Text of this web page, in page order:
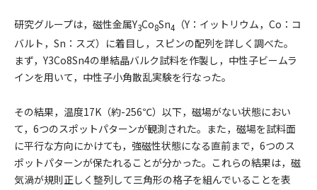
研究グループは，磁性金属Y3Co8Sn4 （Y：イットリウム，Co：コ
バルト，Sn：スズ）に着目し，スピンの配列を詳しく調べた。
まず，Y3Co8Sn4の単結晶バルク試料を作製し，中性子ビームラ
インを用いて，中性子小角散乱実験を行なった。
その結果，温度17K（約-256℃）以下，磁場がない状態におい
て，6つのスポットパターンが観測された。また，磁場を試料面
に平行な方向にかけても，強磁性状態になる直前まで，6つのス
ポットパターンが保たれることが分かった。これらの結果は，磁
気渦が規則正しく整列して三角形の格子を組んでいることを表